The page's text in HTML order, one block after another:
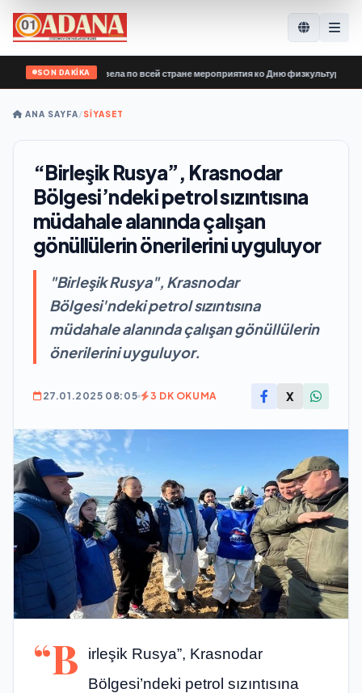
SON DAKİKA
России» провела по всей стране мероприятия ко Дню физкультурника
ANA SAYFA/SİYASET
“Birleşik Rusya”, Krasnodar
Bölgesi’ndeki petrol sızıntısına
müdahale alanında çalışan
gönüllülerin önerilerini uyguluyor
"Birleşik Rusya", Krasnodar
Bölgesi'ndeki petrol sızıntısına
müdahale alanında çalışan gönüllülerin
önerilerini uyguluyor.
27.01.2025 08:05 3 DK OKUMA X
“B
irleşik Rusya”, Krasnodar
Bölgesi’ndeki petrol sızıntısına